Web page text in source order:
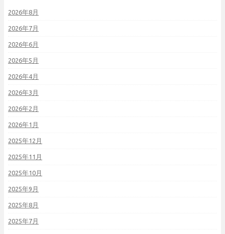
2026年8月
2026年7月
2026年6月
2026年5月
2026年4月
2026年3月
2026年2月
2026年1月
2025年12月
2025年11月
2025年10月
2025年9月
2025年8月
2025年7月